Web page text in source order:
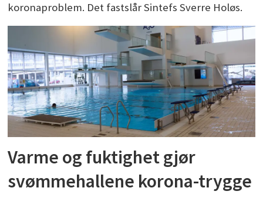
koronaproblem. Det fastslår Sintefs Sverre Holøs.
Varme og fuktighet gjør
svømmehallene korona-trygge